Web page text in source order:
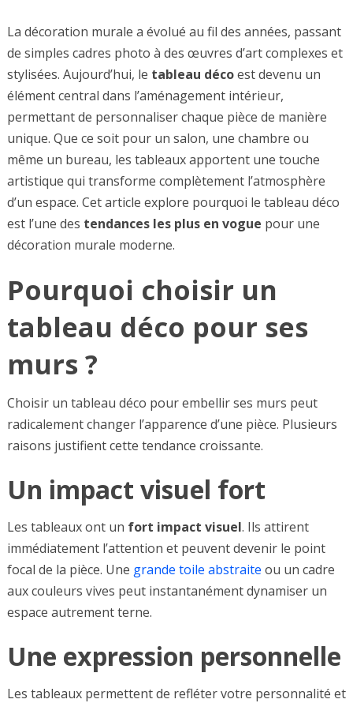
La décoration murale a évolué au fil des années, passant
de simples cadres photo à des œuvres d’art complexes et
stylisées. Aujourd’hui, le tableau décoest devenu un
élément central dans l’aménagement intérieur,
permettant de personnaliser chaque pièce de manière
unique. Que ce soit pour un salon, une chambre ou
même un bureau, les tableaux apportent une touche
artistique qui transforme complètement l’atmosphère
d’un espace. Cet article explore pourquoi le tableau déco
est l’une des tendances les plus en vogue pour une
décoration murale moderne.
Pourquoi choisir un
tableau déco pour ses
murs ?
Choisir un tableau déco pour embellir ses murs peut
radicalement changer l’apparence d’une pièce. Plusieurs
raisons justifient cette tendance croissante.
Un impact visuel fort
Les tableaux ont un fort impact visuel. Ils attirent
immédiatement l’attention et peuvent devenir le point
focal de la pièce. Une grande toile abstraite ou un cadre
aux couleurs vives peut instantanément dynamiser un
espace autrement terne.
Une expression personnelle
Les tableaux permettent de refléter votre personnalité et